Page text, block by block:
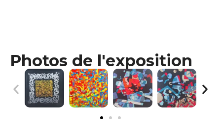
Photos de l'exposition